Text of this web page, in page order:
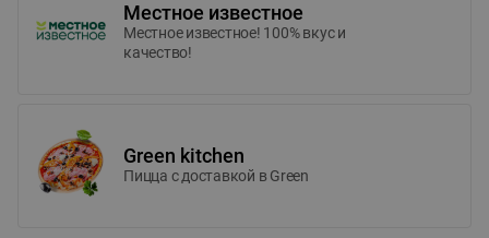
Местное известное
Местное известное! 100% вкус и
качество!
Green kitchen
Пицца c доставкой в Green